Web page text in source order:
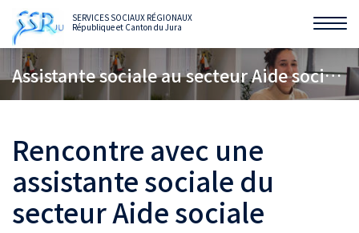
SERVICES SOCIAUX RÉGIONAUX
République et Canton du Jura
la
Assistante sociale au secteur Aide sociale
Rencontre avec une
assistante sociale du
secteur Aide sociale